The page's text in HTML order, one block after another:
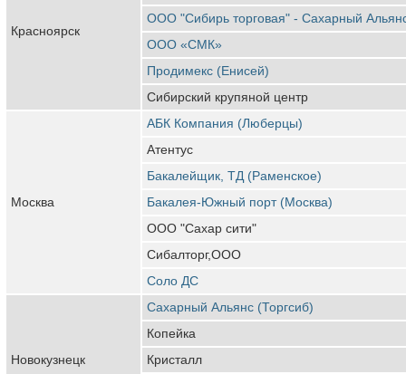
Красноярск
ООО "Сибирь торговая" - Сахарный
ООО «СМК»
Продимекс (Енисей)
Сибирский крупяной центр
Москва
АБК Компания (Люберцы)
Атентус
Бакалейщик, ТД (Раменское)
Бакалея-Южный порт (Москва)
ООО "Сахар сити"
Сибалторг,ООО
Соло ДС
Новокузнецк
Сахарный Альянс (Торгсиб)
Копейка
Кристалл